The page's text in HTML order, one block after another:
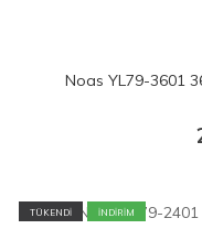
Noas YL79-3601
TÜKENDİ İNDİRİM